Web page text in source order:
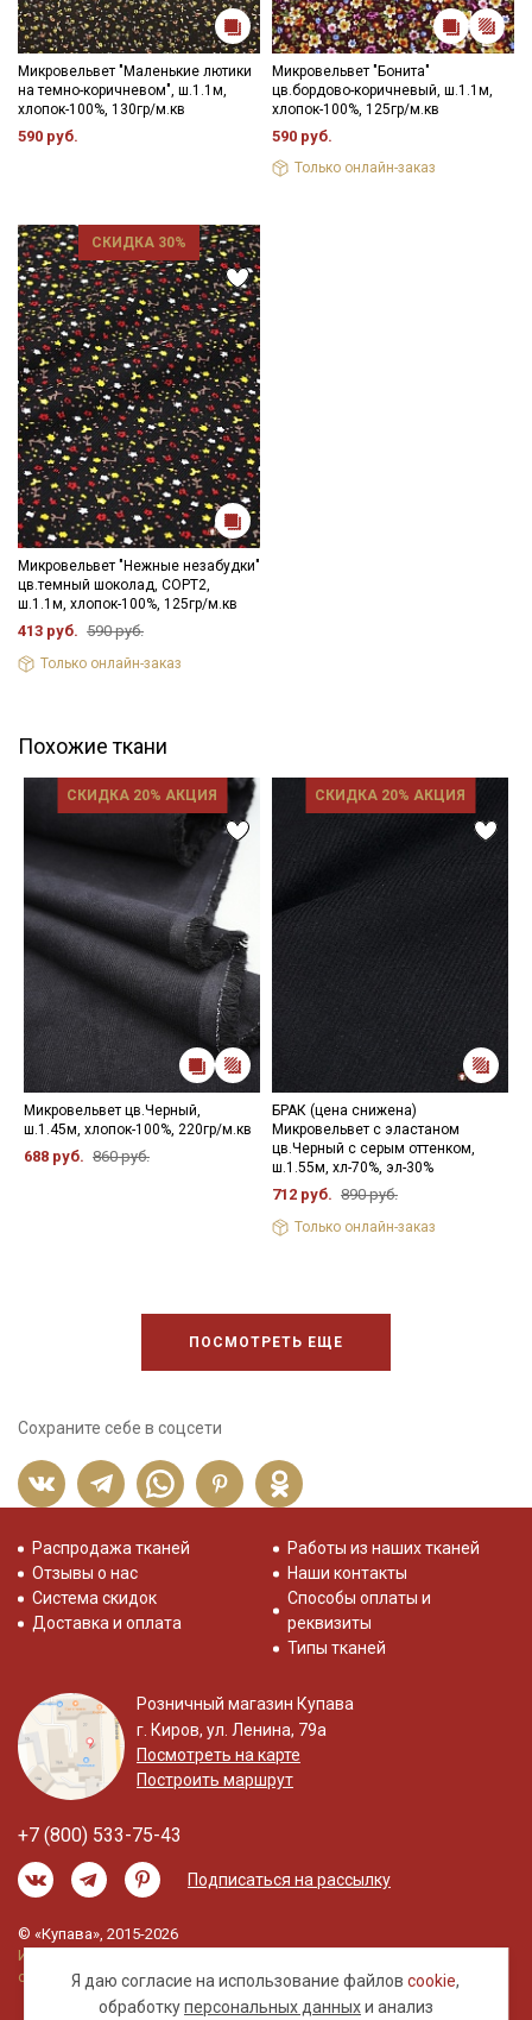
Микровельвет "Маленькие лютики
на темно-коричневом", ш.1.1м,
хлопок-100%, 130гр/м.кв
590 руб.
Микровельвет "Бонита"
цв.бордово-коричневый, ш.1.1м,
хлопок-100%, 125гр/м.кв
590 руб.
Только онлайн-заказ
СКИДКА 30%
Микровельвет "Нежные незабудки"
цв.темный шоколад, СОРТ2,
ш.1.1м, хлопок-100%, 125гр/м.кв
413 руб. 590 руб.
Только онлайн-заказ
Похожие ткани
СКИДКА 20% АКЦИЯ
Микровельвет цв.Черный,
ш.1.45м, хлопок-100%, 220гр/м.кв
688 руб. 860 руб.
СКИДКА 20% АКЦИЯ
БРАК (цена снижена)
Микровельвет с эластаном
цв.Черный с серым оттенком,
ш.1.55м, хл-70%, эл-30%
712 руб. 890 руб.
Только онлайн-заказ
ПОСМОТРЕТЬ ЕЩЕ
Сохраните себе в соцсети
Я даю согласие на использование файловcookie,
обработкуперсональных данныхи анализ
Распродажа тканей
Отзывы о нас
Система скидок
Доставка и оплата
Работы из наших тканей
Наши контакты
Способы оплаты и
реквизиты
Типы тканей
Розничный магазин Купава
г. Киров, ул. Ленина, 79а
Посмотреть на карте
Построить маршрут
+7 (800) 533-75-43
Подписаться на рассылку
© «Купава», 2015-2026
Информация на сайте не является публичной
офертой.